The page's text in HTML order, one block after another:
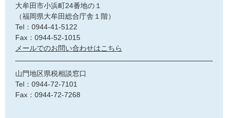
大牟田市小浜町24番地の１
（福岡県大牟田総合庁舎１階）
Tel：0944-41-5122
Fax：0944-52-1015
メールでのお問い合わせはこちら
山門地区県税相談窓口
Tel：0944-72-7101
Fax：0944-72-7268